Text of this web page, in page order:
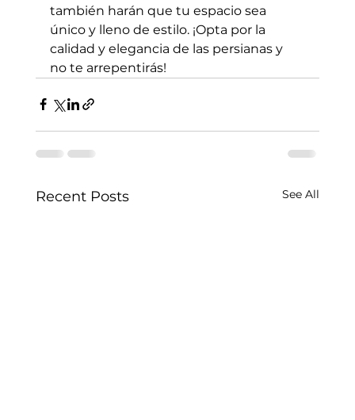
también harán que tu espacio sea
único y lleno de estilo. ¡Opta por la
calidad y elegancia de las persianas y
no te arrepentirás!
Recent Posts See All